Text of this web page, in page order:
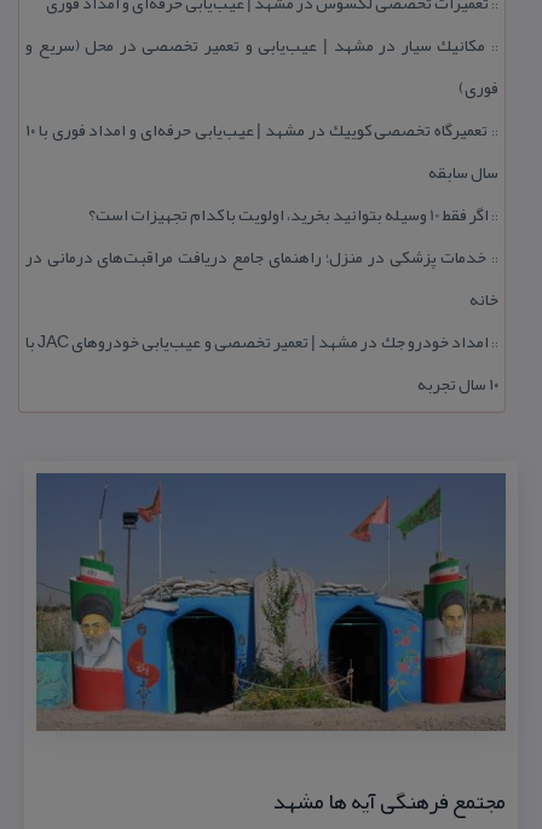
::
:: مكانیك سیار در مشهد | عیب‌یابی و تعمیر تخصصی در محل (سریع و
فوری)
::
تعمیرگاه تخصصی كوییك در مشهد | عیب‌یابی حرفه‌ای و امداد فوری با ۱۰
سال سابقه
:: اگر فقط 10 وسیله بتوانید بخرید، اولویت با كدام تجهیزات است؟
:: خدمات پزشكی در منزل؛ راهنمای جامع دریافت مراقبت‌های درمانی در
خانه
::
امداد خودرو جك در مشهد | تعمیر تخصصی و عیب‌یابی خودروهای JAC با
۱۰ سال تجربه
مجتمع فرهنگی آیه ها مشهد